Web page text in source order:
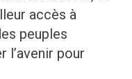
accès à
peuples
l’avenir pour